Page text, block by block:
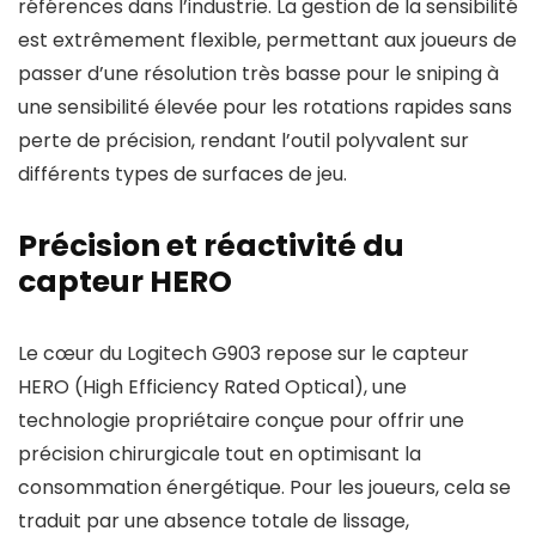
références dans l’industrie. La gestion de la sensibilité
est extrêmement flexible, permettant aux joueurs de
passer d’une résolution très basse pour le sniping à
une sensibilité élevée pour les rotations rapides sans
perte de précision, rendant l’outil polyvalent sur
différents types de surfaces de jeu.
Précision et réactivité du
capteur HERO
Le cœur du Logitech G903 repose sur le capteur
HERO (High Efficiency Rated Optical), une
technologie propriétaire conçue pour offrir une
précision chirurgicale tout en optimisant la
consommation énergétique. Pour les joueurs, cela se
traduit par une absence totale de lissage,